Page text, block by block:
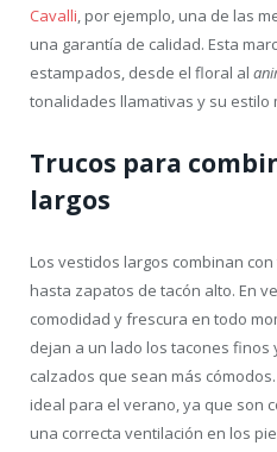
Cavalli, por ejemplo, una de las
una garantía de calidad. Esta
estampados, desde el floral al
tonalidades llamativas y su estilo
Trucos para
largos
Los vestidos largos combinan
hasta zapatos de tacón alto. En
comodidad y frescura en todo
dejan a un lado los tacones
calzados que sean más
ideal para el verano, ya que son
una correcta ventilación en los